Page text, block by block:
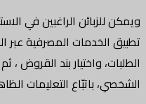
ويمكن للزبائن الراغبين في
تطبيق الخدمات المصرفية عبر
الطلبات، واختيار بند القروض
الشخصي، باتبّاع التعليمات